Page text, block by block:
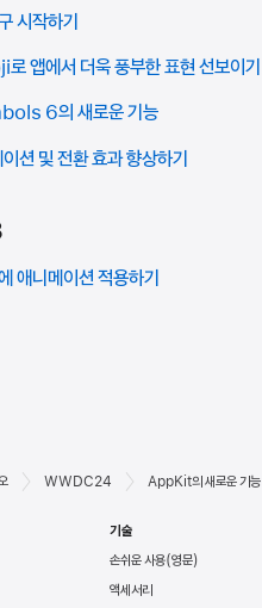
시작하기
앱에서 더욱 풍부한 표현 선보이기
6의 새로운 기능
션 및 전환 효과 향상하기
애니메이션 적용하기
WWDC24 AppKit의 새로운 기능
기술
손쉬운 사용
액세서리